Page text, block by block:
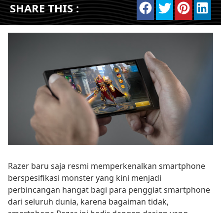
SHARE THIS :
Razer baru saja resmi memperkenalkan smartphone
berspesifikasi monster yang kini menjadi
perbincangan hangat bagi para penggiat smartphone
dari seluruh dunia, karena bagaiman tidak,